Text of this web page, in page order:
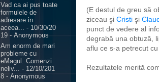
(E destul de greu să
ziceau şi Cristi şi
punct de vedere al
degrabă una obtuză,
aflu ce s-a petrecut
Rezultatele merită
Vad ca ai pus toate
formulele de
adresare in
aceea...
- 10/30/20
19 - Anonymous
Am enorm de mari
probleme cu
eMagul. Comenzi
neliv... - 12/10/201
8 - Anonymous